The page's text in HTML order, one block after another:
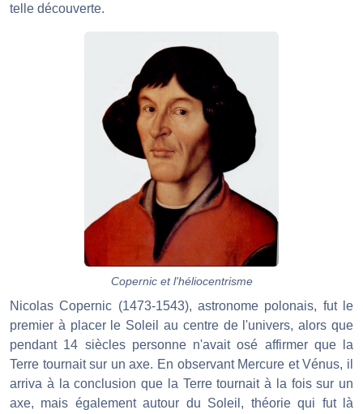
telle découverte.
Copernic et l'héliocentrisme
Nicolas Copernic (1473-1543), astronome polonais, fut le
premier à placer le Soleil au centre de l'univers, alors que
pendant 14 siècles personne n'avait osé affirmer que la
Terre tournait sur un axe. En observant Mercure et Vénus, il
arriva à la conclusion que la Terre tournait à la fois sur un
axe, mais également autour du Soleil, théorie qui fut là